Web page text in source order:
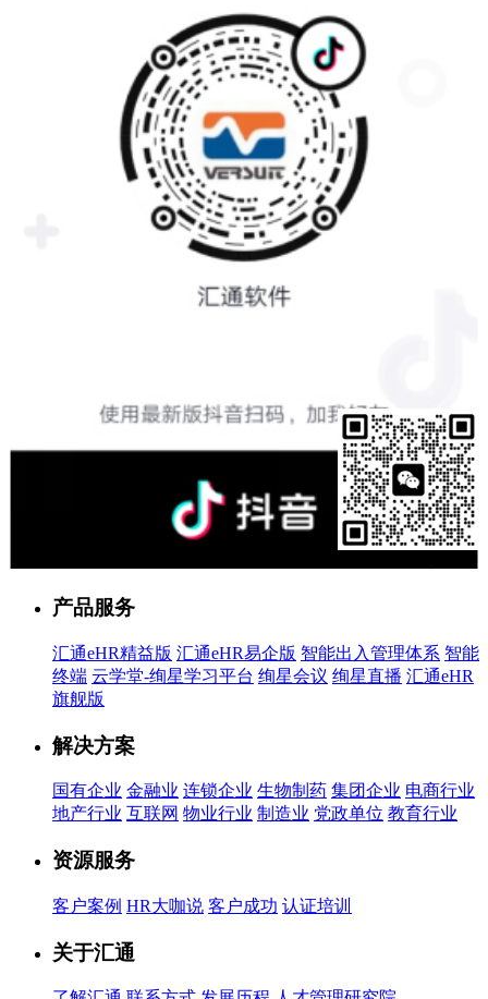
产品服务
汇通eHR精益版 汇通eHR易企版 智能出入管理体系 智能
终端 云学堂-绚星学习平台 绚星会议 绚星直播 汇通eHR
旗舰版
解决方案
国有企业 金融业 连锁企业 生物制药 集团企业 电商行业
地产行业 互联网 物业行业 制造业 党政单位 教育行业
资源服务
客户案例 HR大咖说 客户成功 认证培训
关于汇通